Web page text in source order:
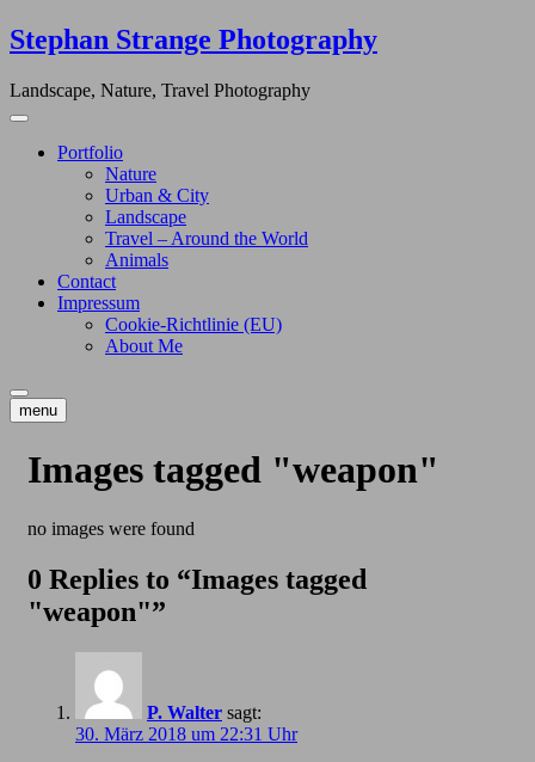
Skip
to
Stephan Strange Photography
Landscape, Nature, Travel Photography
Portfolio
Nature
Urban & City
Landscape
Travel – Around the World
Animals
Contact
Impressum
Cookie-Richtlinie (EU)
About Me
menu
Images tagged "weapon"
no images were found
0 Replies to “Images tagged
"weapon"”
P. Walter sagt:
30. März 2018 um 22:31 Uhr